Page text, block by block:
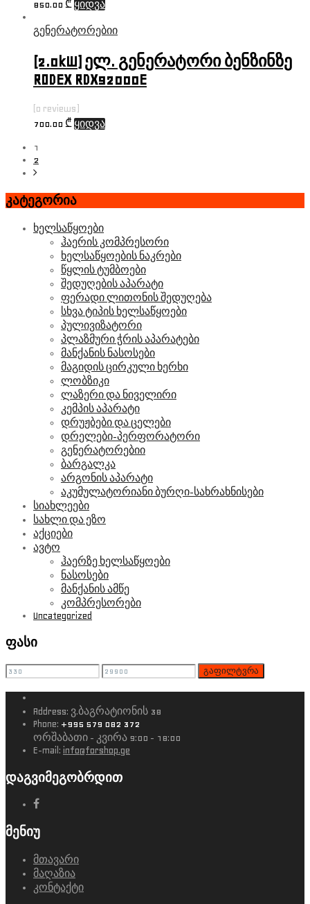
850.00 ₾ ყიდვა
გენერატორებიი
(2.0kW) ელ. გენერატორი ბენზინზე
RODEX RDX92000E
(0 reviews)
700.00 ₾ ყიდვა
1
2
კატეგორია
ხელსაწყოები
ჰაერის კომპრესორი
ხელსაწყოების ნაკრები
წყლის ტუმბოები
შედუღების აპარატი
ფერადი ლითონის შედუღება
სხვა ტიპის ხელსაწყოები
პულივიზატორი
პლაზმური ჭრის აპარატები
მანქანის ნასოსები
მაგიდის ცირკული ხერხი
ლობზიკი
ლაზერი და ნიველირი
კემპის აპარატი
დრუჟბები და ცელები
დრელები-პერფორატორი
გენერატორებიი
ბარგალკა
არგონის აპარატი
აკუმულატორიანი ბურღი-სახრახნისები
სიახლეები
სახლი და ეზო
აქციები
ავტო
ჰაერზე ხელსაწყოები
ნასოსები
მანქანის ამწე
კომპრესორები
Uncategorized
ფასი
გაფილტვრა
Address: ვ.ბაგრატიონის 38
Phone: +995 579 082 372
ორშაბათი - კვირა 9:00 - 18:00
E-mail: info@forshop.ge
დაგვიმეგობრდით
მენიუ
მთავარი
მაღაზია
კონტაქტი